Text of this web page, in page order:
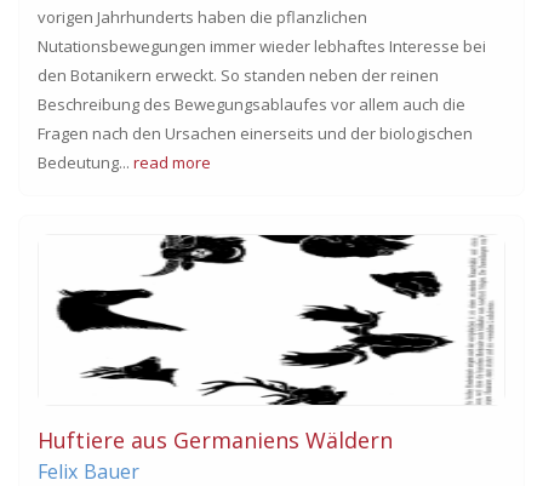
vorigen Jahrhunderts haben die pflanzlichen
Nutationsbewegungen immer wieder lebhaftes Interesse bei
den Botanikern erweckt. So standen neben der reinen
Beschreibung des Bewegungsablaufes vor allem auch die
Fragen nach den Ursachen einerseits und der biologischen
Bedeutung... read more
Huftiere aus Germaniens Wäldern
Felix Bauer